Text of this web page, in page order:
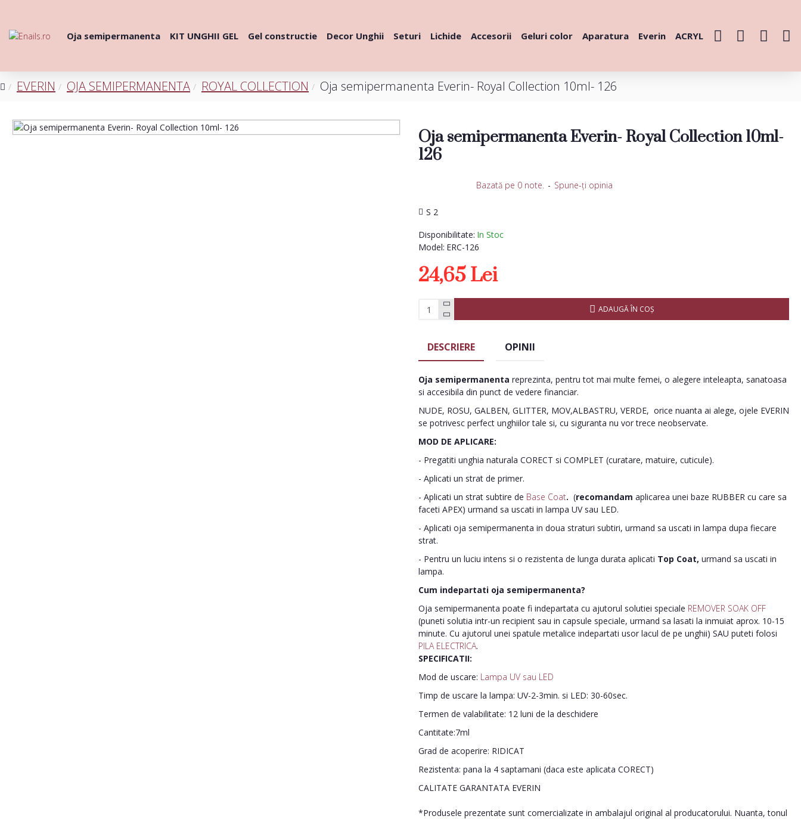
Oja semipermanenta KIT UNGHII GEL Gel constructie Decor Unghii Seturi Lichide Accesorii Geluri color Aparatura Everin ACRYL
EVERIN OJA SEMIPERMANENTA ROYAL COLLECTION Oja semipermanenta Everin- Royal Collection 10ml- 126
Oja semipermanenta Everin- Royal Collection 10ml-
126
Disponibilitate: In Stoc
Model: ERC-126
S 2
Bazată pe 0 note. - Spune-ţi opinia
24,65 Lei
ADAUGĂ ÎN COŞ
DESCRIERE OPINII
Oja semipermanenta reprezinta, pentru tot mai multe femei, o alegere inteleapta, sanatoasa
si accesibila din punct de vedere financiar.
NUDE, ROSU, GALBEN, GLITTER, MOV,ALBASTRU, VERDE, orice nuanta ai alege, ojele EVERIN
se potrivesc perfect unghiilor tale si, cu siguranta nu vor trece neobservate.
MOD DE APLICARE:
- Pregatiti unghia naturala CORECT si COMPLET (curatare, matuire, cuticule).
- Aplicati un strat de primer.
- Aplicati un strat subtire de Base Coat. (recomandam aplicarea unei baze RUBBER cu care sa
faceti APEX) urmand sa uscati in lampa UV sau LED.
- Aplicati oja semipermanenta in doua straturi subtiri, urmand sa uscati in lampa dupa fiecare
strat.
- Pentru un luciu intens si o rezistenta de lunga durata aplicati Top Coat, urmand sa uscati in
lampa.
Cum indepartati oja semipermanenta?
Oja semipermanenta poate fi indepartata cu ajutorul solutiei speciale REMOVER SOAK OFF
(puneti solutia intr-un recipient sau in capsule speciale, urmand sa lasati la inmuiat aprox. 10-15
minute. Cu ajutorul unei spatule metalice indepartati usor lacul de pe unghii) SAU puteti folosi
PILA ELECTRICA.
SPECIFICATII:
Mod de uscare: Lampa UV sau LED
Timp de uscare la lampa: UV-2-3min. si LED: 30-60sec.
Termen de valabilitate: 12 luni de la deschidere
Cantitate:7ml
Grad de acoperire: RIDICAT
Rezistenta: pana la 4 saptamani (daca este aplicata CORECT)
CALITATE GARANTATA EVERIN
*Produsele prezentate sunt comercializate in ambalajul original al producatorului. Nuanta, tonul